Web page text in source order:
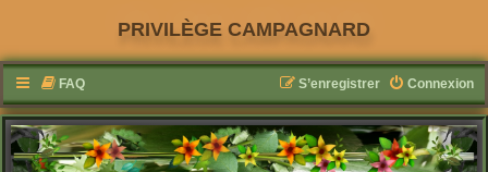
PRIVILÈGE CAMPAGNARD
FAQ Connexion
S’enregistrer